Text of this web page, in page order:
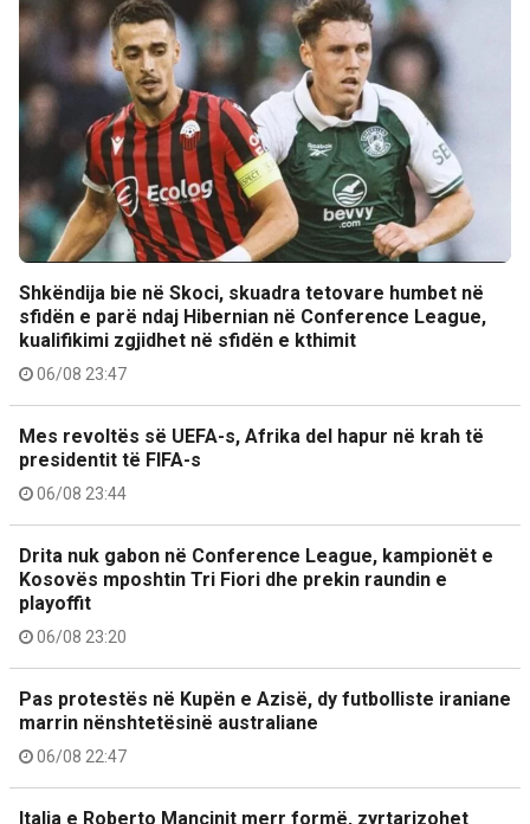
Shkëndija bie në Skoci, skuadra tetovare humbet në
sfidën e parë ndaj Hibernian në Conference League,
kualifikimi zgjidhet në sfidën e kthimit
06/08 23:47
Mes revoltës së UEFA-s, Afrika del hapur në krah të
presidentit të FIFA-s
06/08 23:44
Drita nuk gabon në Conference League, kampionët e
Kosovës mposhtin Tri Fiori dhe prekin raundin e
playoffit
06/08 23:20
Pas protestës në Kupën e Azisë, dy futbolliste iraniane
marrin nënshtetësinë australiane
06/08 22:47
Italia e Roberto Mancinit merr formë, zyrtarizohet